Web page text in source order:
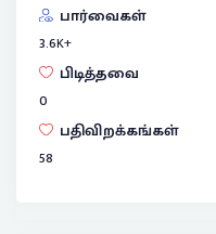
பார்வைகள்
3.6K+
பிடித்தவை
0
பதிவிறக்கங்கள்
58